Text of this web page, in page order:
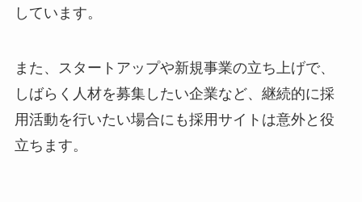
しています。
また、スタートアップや新規事業の立ち上げで、
しばらく人材を募集したい企業など、継続的に採
用活動を行いたい場合にも採用サイトは意外と役
立ちます。